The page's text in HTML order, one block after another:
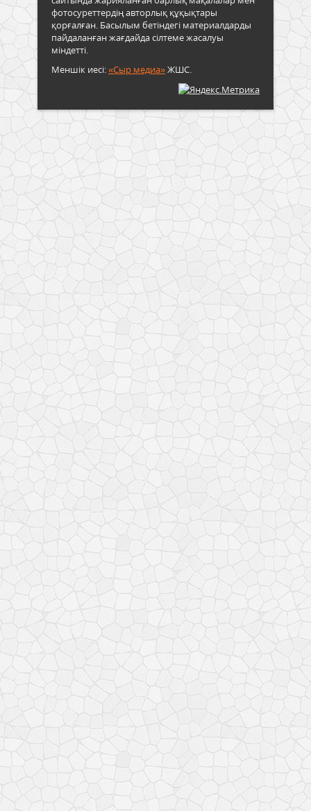
фотосуреттердің авторлық құқықтары
қорғалған. Басылым бетіндегі материалдарды
пайдаланған жағдайда сілтеме жасалуы
міндетті.
Меншік иесі:«Сыр медиа»ЖШС.